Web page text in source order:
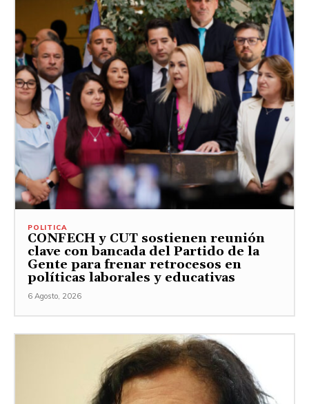
POLITICA
CONFECH y CUT sostienen reunión
clave con bancada del Partido de la
Gente para frenar retrocesos en
políticas laborales y educativas
6 Agosto, 2026